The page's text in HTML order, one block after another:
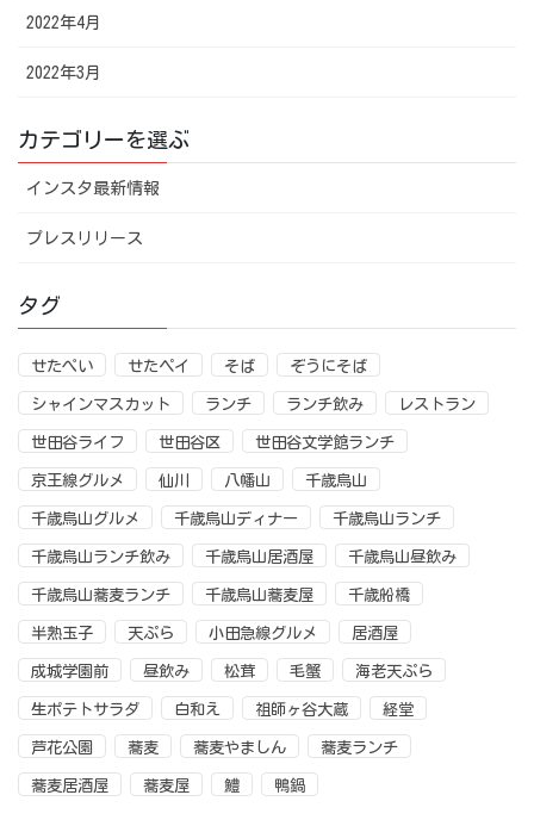
2022年4月
2022年3月
カテゴリーを選ぶ
インスタ最新情報
プレスリリース
タグ
せたぺい せたペイ そば ぞうにそば
シャインマスカット ランチ ランチ飲み レストラン
世田谷ライフ 世田谷区 世田谷文学館ランチ
京王線グルメ 仙川 八幡山 千歳烏山
千歳烏山グルメ 千歳烏山ディナー 千歳烏山ランチ
千歳烏山ランチ飲み 千歳烏山居酒屋 千歳烏山昼飲み
千歳烏山蕎麦ランチ 千歳烏山蕎麦屋 千歳船橋
半熟玉子 天ぷら 小田急線グルメ 居酒屋
成城学園前 昼飲み 松茸 毛蟹 海老天ぷら
生ポテトサラダ 白和え 祖師ヶ谷大蔵 経堂
芦花公園 蕎麦 蕎麦やましん 蕎麦ランチ
蕎麦居酒屋 蕎麦屋 鱧 鴨鍋